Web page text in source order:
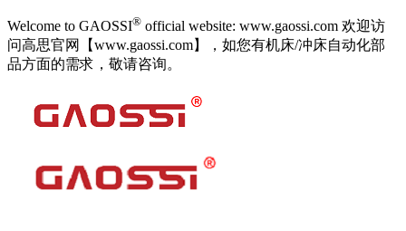
Welcome to GAOSSI® official website: www.gaossi.com 欢迎访
问高思官网【www.gaossi.com】，如您有机床/冲床自动化部
品方面的需求，敬请咨询。